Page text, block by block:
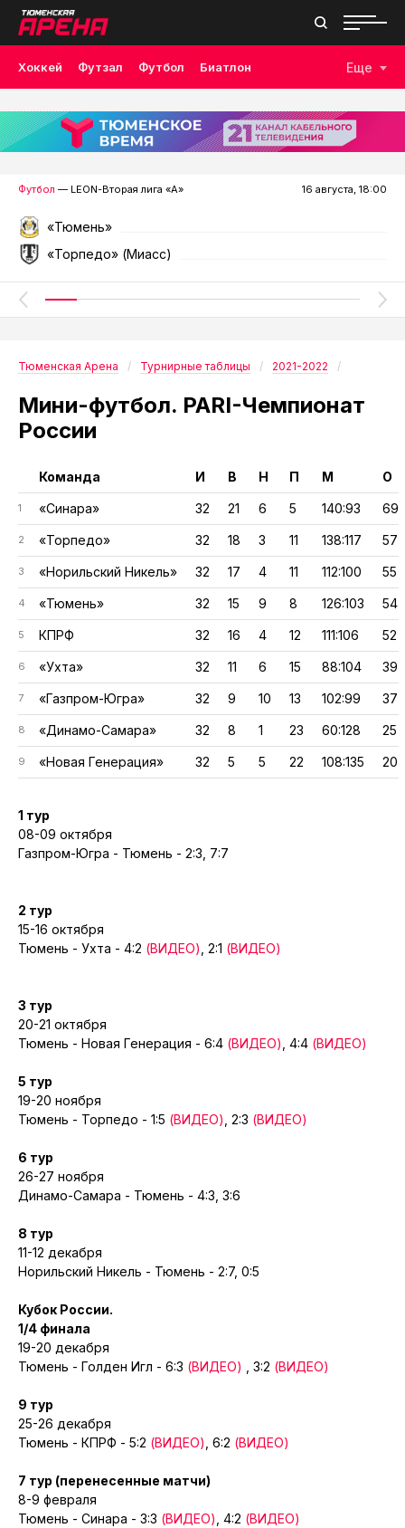
Хоккей Футзал Футбол Биатлон
Лыжные гонки Волейбол Плавание Дзюдо
Скалолазание Велоспорт Бокс
Еще
Футбол — LEON-Вторая лига «А» 16 августа, 18:00
«Тюмень»
«Торпедо» (Миасс)
Тюменская Арена Турнирные таблицы 2021-2022
Мини-футбол. PARI-Чемпионат
России
Команда И В Н П М О
1 «Синара» 32 21 6 5 140:93 69
2 «Торпедо» 32 18 3 11 138:117 57
3 «Норильский Никель» 32 17 4 11 112:100 55
4 «Тюмень» 32 15 9 8 126:103 54
5 КПРФ 32 16 4 12 111:106 52
6 «Ухта» 32 11 6 15 88:104 39
7 «Газпром-Югра» 32 9 10 13 102:99 37
8 «Динамо-Самара» 32 8 1 23 60:128 25
9 «Новая Генерация» 32 5 5 22 108:135 20
1 тур
08-09 октября
Газпром-Югра - Тюмень - 2:3, 7:7
2 тур
15-16 октября
Тюмень - Ухта - 4:2 (ВИДЕО) , 2:1 (ВИДЕО)
3 тур
20-21 октября
Тюмень - Новая Генерация - 6:4 (ВИДЕО) , 4:4 (ВИДЕО)
5 тур
19-20 ноября
Тюмень - Торпедо - 1:5 (ВИДЕО) , 2:3 (ВИДЕО)
6 тур
26-27 ноября
Динамо-Самара - Тюмень - 4:3, 3:6
8 тур
11-12 декабря
Норильский Никель - Тюмень - 2:7, 0:5
Кубок России.
1/4 финала
19-20 декабря
Тюмень - Голден Игл - 6:3 (ВИДЕО) , 3:2 (ВИДЕО)
9 тур
25-26 декабря
Тюмень - КПРФ - 5:2 (ВИДЕО) , 6:2 (ВИДЕО)
7 тур (перенесенные матчи)
8-9 февраля
Тюмень - Синара - 3:3 (ВИДЕО) , 4:2 (ВИДЕО)